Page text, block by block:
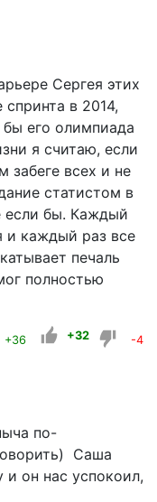
Сергея этих
в 2014,
его олимпиада
я считаю, если
забеге всех и не
статистом в
если бы. Каждый
и каждый раз все
печаль
полностью
+36 +32 -4
по-
Саша
он нас успокоил,